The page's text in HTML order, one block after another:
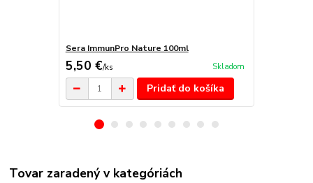
Sera ImmunPro Nature 100ml
5,50 €/ks Skladom
Pridať do košíka
Tovar zaradený v kategóriách